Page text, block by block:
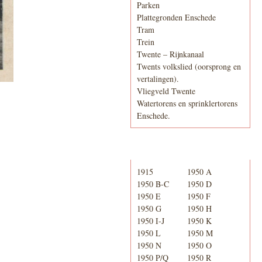
Parken
Plattegronden Enschede
Tram
Trein
Twente – Rijnkanaal
Twents volkslied (oorsprong en
vertalingen).
Vliegveld Twente
Watertorens en sprinklertorens
Enschede.
1915
1950 A
1950 B-C
1950 D
1950 E
1950 F
1950 G
1950 H
1950 I-J
1950 K
1950 L
1950 M
1950 N
1950 O
1950 P/Q
1950 R